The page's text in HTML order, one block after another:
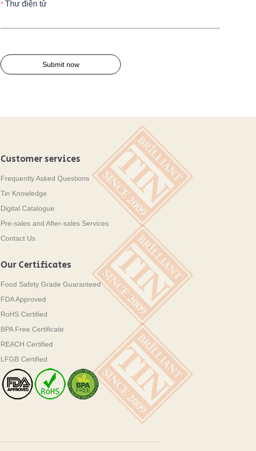
Thư điện tử
Submit now
Customer services
Frequently Asked Questions
Tin Knowledge
Digital Catalogue
Pre-sales and After-sales Services
Contact Us
Our Certificates
Food Safety Grade Guaranteed
FDA Approved
RoHS Certified
BPA Free Certificate
REACH Certified
LFGB Certified